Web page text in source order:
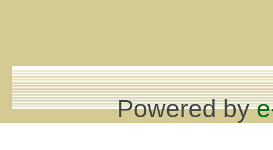
Powered by